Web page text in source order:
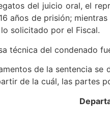
del juicio oral, el
años de prisión;
solicitado por el Fiscal.
técnica del condenado
de la sentencia se
de la cuál, las partes